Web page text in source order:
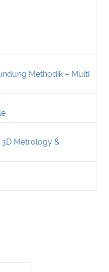
Methodik – Multi
Metrology &